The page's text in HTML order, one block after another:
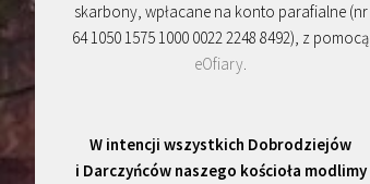
skarbony, wpłacane na konto parafialne (nr
64 1050 1575 1000 0022 2248 8492), z pomocą
eOfiary.
W intencji wszystkich Dobrodziejów
i Darczyńców naszego kościoła modlimy